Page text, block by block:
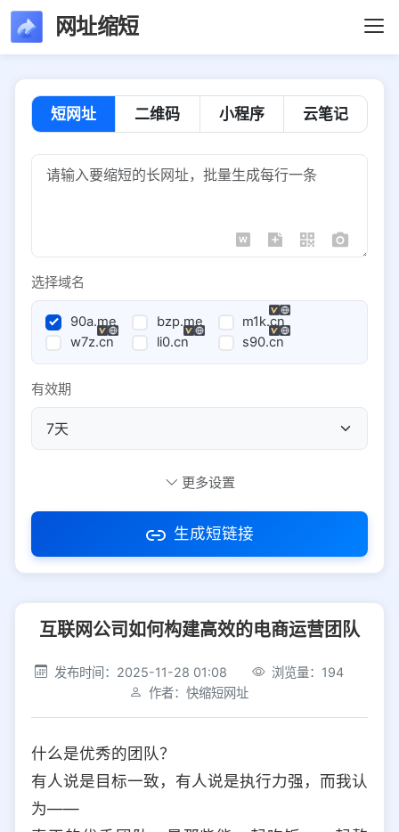
网址缩短
短网址 二维码 小程序 云笔记
选择域名
90a.me bzp.me
m1k.cn
w7z.cn
li0.cn s90.cn
有效期
访问密码
社交平台 电商平台
选择防红平台类型，避免链接被拦截
iOS Android PC 其他
选择允许访问的平台类型
更多设置
生成短链接
互联网公司如何构建高效的电商运营团队
发布时间：2025-11-28 01:08
浏览量：194
作者：快缩短网址
什么是优秀的团队？
有人说是目标一致，有人说是执行力强，而我认
为——